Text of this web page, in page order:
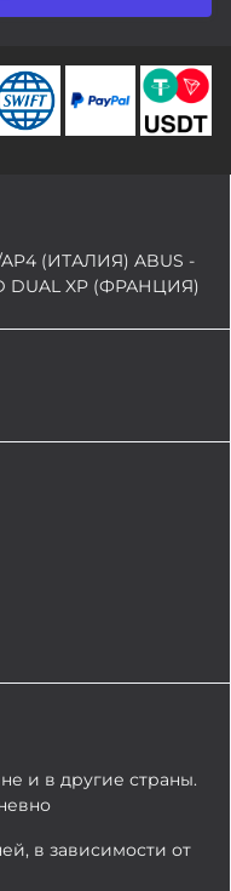
(ИТАЛИЯ) ABUS -
DUAL XP (ФРАНЦИЯ)
и в другие страны.
в зависимости от